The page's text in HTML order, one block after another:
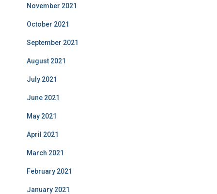
November 2021
October 2021
September 2021
August 2021
July 2021
June 2021
May 2021
April 2021
March 2021
February 2021
January 2021